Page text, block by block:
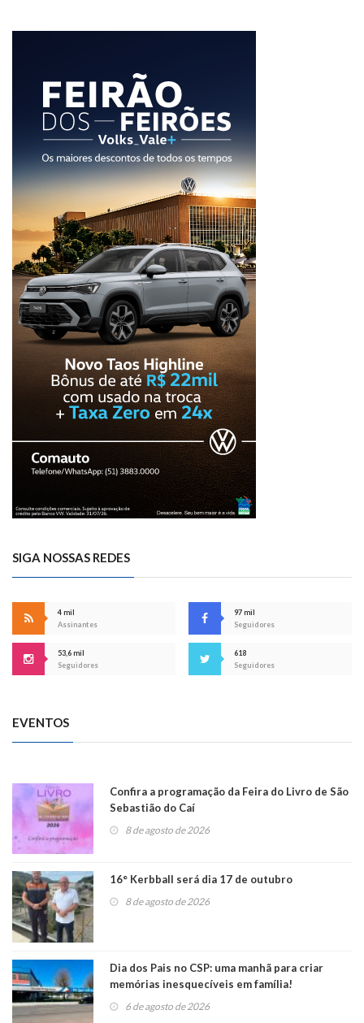
SIGA NOSSAS REDES
4 mil
Assinantes
97 mil
Seguidores
53,6 mil
Seguidores
618
Seguidores
EVENTOS
Confira a programação da Feira do Livro de São
Sebastião do Caí
8 de agosto de 2026
16° Kerbball será dia 17 de outubro
8 de agosto de 2026
Dia dos Pais no CSP: uma manhã para criar
memórias inesquecíveis em família!
6 de agosto de 2026